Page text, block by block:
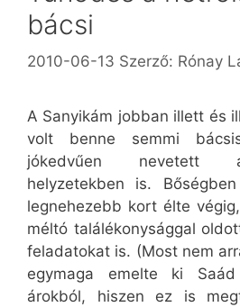
bácsi
2010-06-13 Szerző: Rónay
A Sanyikám jobban illett és
volt benne semmi
jókedvűen nevetett
helyzetekben is.
legnehezebb kort élte
méltó találékonysággal
feladatokat is. (Most nem
egymaga emelte ki
árokból, hiszen ez is